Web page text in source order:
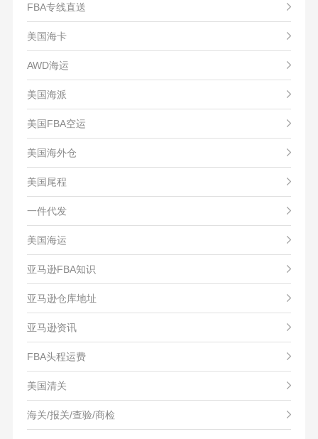
FBA专线直送
美国海卡
AWD海运
美国海派
美国FBA空运
美国海外仓
美国尾程
一件代发
美国海运
亚马逊FBA知识
亚马逊仓库地址
亚马逊资讯
FBA头程运费
美国清关
海关/报关/查验/商检